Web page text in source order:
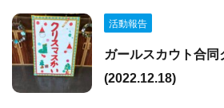
活動報告
ガールスカウト合
(2022.12.18)